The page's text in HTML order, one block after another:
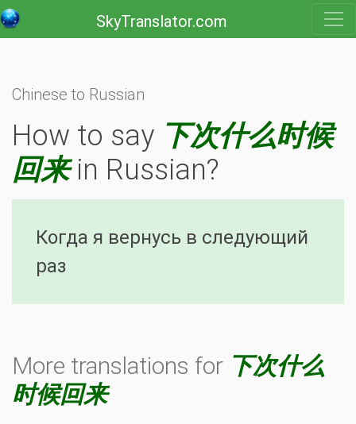
SkyTranslator.com
Chinese to Russian
How to say 下次什么时候
回来in Russian?
Когда я вернусь в следующий
раз
More translations for 下次什么
时候回来